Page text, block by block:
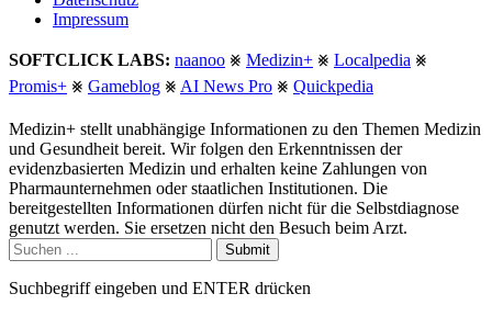
Impressum
SOFTCLICK LABS: naanoo ⨳ Medizin+ ⨳ Localpedia ⨳
Promis+ ⨳ Gameblog ⨳ AI News Pro ⨳ Quickpedia
Medizin+ stellt unabhängige Informationen zu den Themen Medizin
und Gesundheit bereit. Wir folgen den Erkenntnissen der
evidenzbasierten Medizin und erhalten keine Zahlungen von
Pharmaunternehmen oder staatlichen Institutionen. Die
bereitgestellten Informationen dürfen nicht für die Selbstdiagnose
genutzt werden. Sie ersetzen nicht den Besuch beim Arzt.
Submit
Suchbegriff eingeben und ENTER drücken